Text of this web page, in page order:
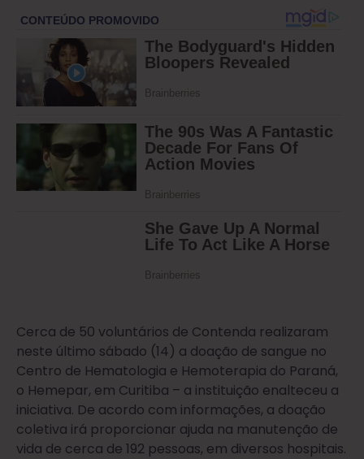
Cerca de 50 voluntários de Contenda realizaram
neste último sábado (14) a doação de sangue no
Centro de Hematologia e Hemoterapia do Paraná,
o Hemepar, em Curitiba – a instituição enalteceu a
iniciativa. De acordo com informações, a doação
coletiva irá proporcionar ajuda na manutenção de
vida de cerca de 192 pessoas, em diversos hospitais.